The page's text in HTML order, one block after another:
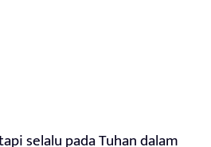
selalu pada Tuhan dalam